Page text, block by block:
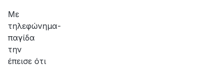
Με
τηλεφώνημα-
παγίδα
την
έπεισε ότι